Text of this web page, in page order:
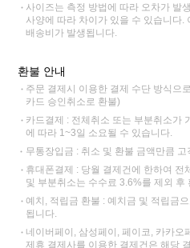
사이즈는 측정 방법에 따라 오차가 발
사양에 따라 차이가 있을 수 있습니다.
배송비가 발생됩니다.
환불 안내
주문 결제시 이용한 결제 수단 방식으
카드 승인취소로 환불)
카드결제 : 전체취소 또는 부분취소가
에 따라 1~3일 소요될 수 있습니다.
무통장입금 : 취소 및 환불 금액만큼
휴대폰결제 : 당월 결제건에 한하여 전
및 부분취소는 수수료 3.6%를 제외 후
예치, 적립금 환불 : 예치금 및 적립금
됩니다.
네이버페이, 삼성페이, 페이코, 카카오
제휴 결제사를 이용한 결제건은 해당